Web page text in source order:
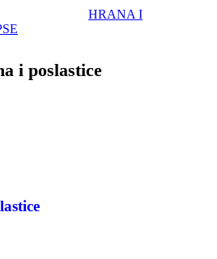
HRANA I
i poslastice